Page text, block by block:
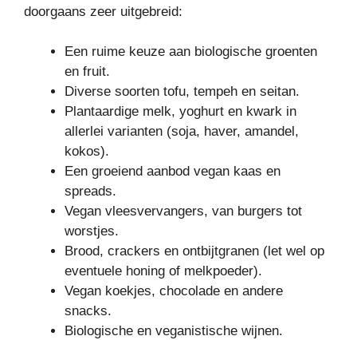
doorgaans zeer uitgebreid:
Een ruime keuze aan biologische groenten
en fruit.
Diverse soorten tofu, tempeh en seitan.
Plantaardige melk, yoghurt en kwark in
allerlei varianten (soja, haver, amandel,
kokos).
Een groeiend aanbod vegan kaas en
spreads.
Vegan vleesvervangers, van burgers tot
worstjes.
Brood, crackers en ontbijtgranen (let wel op
eventuele honing of melkpoeder).
Vegan koekjes, chocolade en andere
snacks.
Biologische en veganistische wijnen.